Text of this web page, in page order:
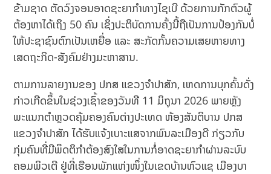
ຂ້າມຊາດ ຕັດວົງຈອນອາດຊະຍາກຳທາງໄຊເບີ ດ້ວຍການກັກຕົວຜູ້
ຕ້ອງຫາໄດ້ເຖິງ 50 ຄົນ ເຊິ່ງປະຕິບັດການຄັ້ງນີ້ຖືເປັນການປ້ອງກັນບໍ່
ໃຫ້ປະຊາຊົນຕົກເປັນເຫຍື່ອ ແລະ ສະກັດກັ້ນຄວາມເສຍຫາຍທາງ
ເສດຖະກິດ-ສັງຄົມຢ່າງມະຫາສານ.
ຕາມການລາຍງານຂອງ ປກສ ແຂວງຈຳປາສັກ, ເຫດການບຸກຄົ້ນດັ່ງ
ກ່າວເກີດຂຶ້ນໃນຊ່ວງເຊົ້າຂອງວັນທີ 11 ມິຖຸນາ 2026 ພາຍຫຼັງ
ພະແນກຕຳຫຼວດຄຸ້ມຄອງຄົນຕ່າງປະເທດ ຫ້ອງສັນຕິບານ ປກສ
ແຂວງຈຳປາສັກ ໄດ້ຮັບແຈ້ງເບາະແສຈາກພົນລະເມືອງດີ ກ່ຽວກັບ
ກຸ່ມຄົນທີ່ມີພຶດຕິກຳຕ້ອງສົງໃສໃນການກໍ່ອາດຊະຍາກຳຜ່ານລະບົບ
ຄອມພິວເຕີ ຢູ່ທີ່ເຮືອນພັກແຫ່ງໜຶ່ງໃນເຂດບ້ານຫົວແຊ ເມືອງບາ